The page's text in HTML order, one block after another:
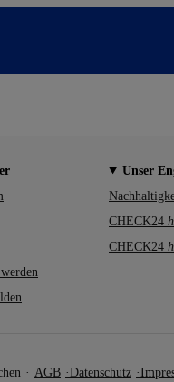
Unser
CHECK24
CHECK24
AGB Datenschutz